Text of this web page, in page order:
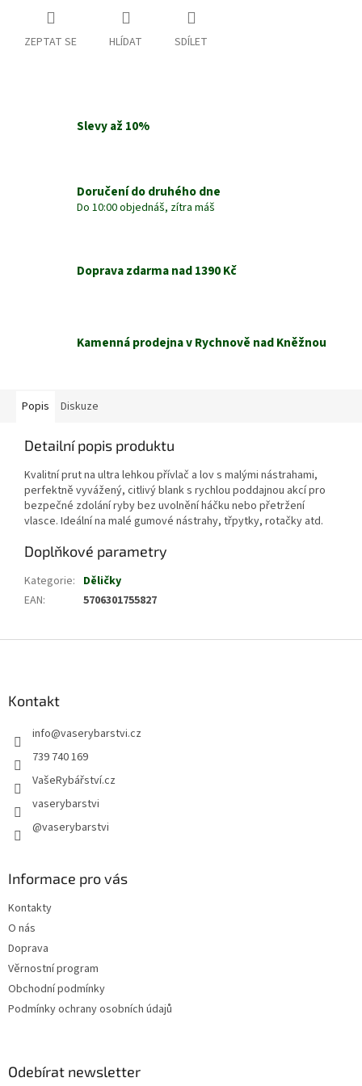
ZEPTAT SE HLÍDAT SDÍLET
Slevy až 10%
Doručení do druhého dne
Do 10:00 objednáš, zítra máš
Doprava zdarma nad 1390 Kč
Kamenná prodejna v Rychnově nad Kněžnou
Popis Diskuze
Detailní popis produktu
Kvalitní prut na ultra lehkou přívlač a lov s malými nástrahami,
perfektně vyvážený, citlivý blank s rychlou poddajnou akcí pro
bezpečné zdolání ryby bez uvolnění háčku nebo přetržení
vlasce. Ideální na malé gumové nástrahy, třpytky, rotačky atd.
Doplňkové parametry
Kategorie: Děličky
EAN: 5706301755827
Kontakt
info@vaserybarstvi.cz
739 740 169
VašeRybářství.cz
vaserybarstvi
@vaserybarstvi
Informace pro vás
Kontakty
O nás
Doprava
Věrnostní program
Obchodní podmínky
Podmínky ochrany osobních údajů
Odebírat newsletter